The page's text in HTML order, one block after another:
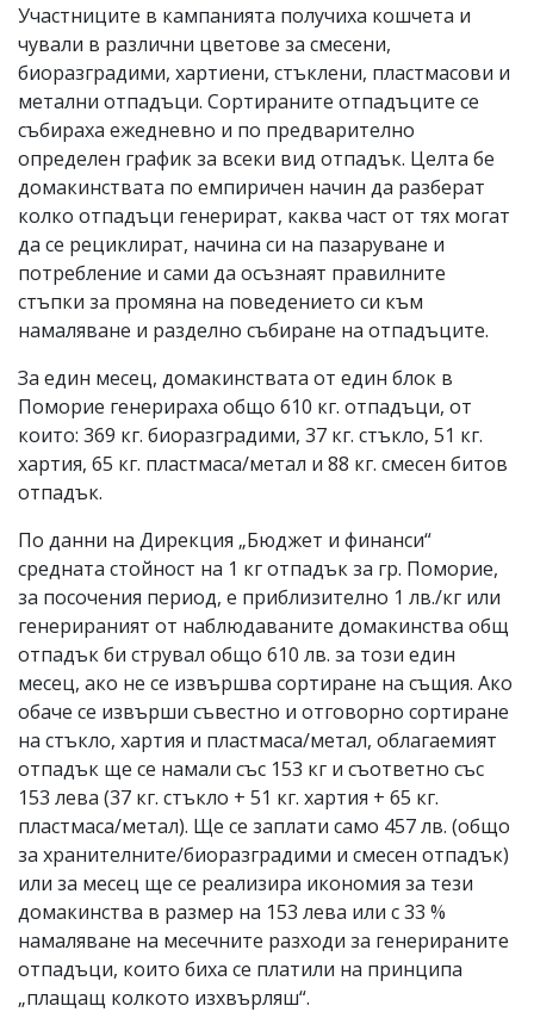
Участниците в кампанията получиха кошчета и
чували в различни цветове за смесени,
биоразградими, хартиени, стъклени, пластмасови и
метални отпадъци. Сортираните отпадъците се
събираха ежедневно и по предварително
определен график за всеки вид отпадък. Целта бе
домакинствата по емпиричен начин да разберат
колко отпадъци генерират, каква част от тях могат
да се рециклират, начина си на пазаруване и
потребление и сами да осъзнаят правилните
стъпки за промяна на поведението си към
намаляване и разделно събиране на отпадъците.
За един месец, домакинствата от един блок в
Поморие генерираха общо 610 кг. отпадъци, от
които: 369 кг. биоразградими, 37 кг. стъкло, 51 кг.
хартия, 65 кг. пластмаса/метал и 88 кг. смесен битов
отпадък.
По данни на Дирекция „Бюджет и финанси“
средната стойност на 1 кг отпадък за гр. Поморие,
за посочения период, е приблизително 1 лв./кг или
генерираният от наблюдаваните домакинства общ
отпадък би струвал общо 610 лв. за този един
месец, ако не се извършва сортиране на същия. Ако
обаче се извърши съвестно и отговорно сортиране
на стъкло, хартия и пластмаса/метал, облагаемият
отпадък ще се намали със 153 кг и съответно със
153 лева (37 кг. стъкло + 51 кг. хартия + 65 кг.
пластмаса/метал). Ще се заплати само 457 лв. (общо
за хранителните/биоразградими и смесен отпадък)
или за месец ще се реализира икономия за тези
домакинства в размер на 153 лева или с 33 %
намаляване на месечните разходи за генерираните
отпадъци, които биха се платили на принципа
„плащащ колкото изхвърляш“.